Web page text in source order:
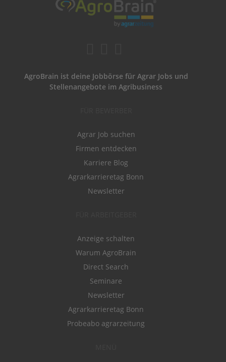
AgroBrain ist deine Jobbörse für Agrar Jobs und
Stellenangebote im Agribusiness
Agrar Job suchen
Firmen entdecken
Karriere Blog
Agrarkarrieretag Bonn
Newsletter
Anzeige schalten
Warum AgroBrain
Direct Search
Seminare
Newsletter
Agrarkarrieretag Bonn
Probeabo agrarzeitung